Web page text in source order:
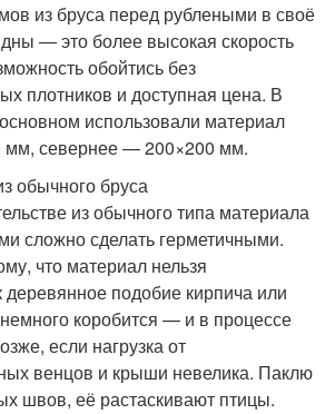
из бруса перед рублеными в своё
— это более высокая скорость
обойтись без
плотников и доступная цена. В
использовали материал
мм, севернее — 200×200 мм.
обычного бруса
из обычного типа материала
сложно сделать герметичными.
что материал нельзя
деревянное подобие кирпича или
коробится — и в процессе
если нагрузка от
венцов и крыши невелика. Паклю
швов, её растаскивают птицы.